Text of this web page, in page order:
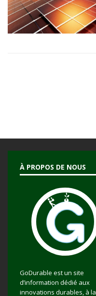
À PROPOS DE NOUS
GoDurable est un site
d’information dédié aux
innovations durables, à la